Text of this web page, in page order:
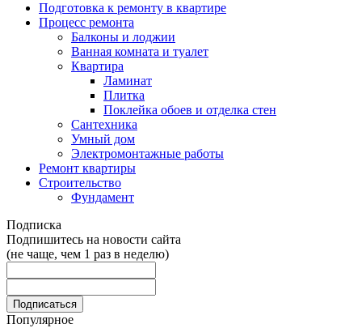
Подготовка к ремонту в квартире
Процесс ремонта
Балконы и лоджии
Ванная комната и туалет
Квартира
Ламинат
Плитка
Поклейка обоев и отделка стен
Сантехника
Умный дом
Электромонтажные работы
Ремонт квартиры
Строительство
Фундамент
Подписка
Подпишитесь на новости сайта
(не чаще, чем 1 раз в неделю)
Популярное